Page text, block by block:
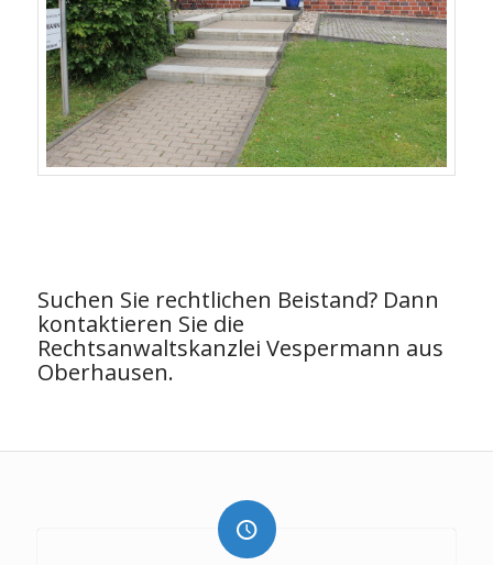
Suchen Sie rechtlichen Beistand? Dann
kontaktieren Sie die
Rechtsanwaltskanzlei Vespermann aus
Oberhausen.